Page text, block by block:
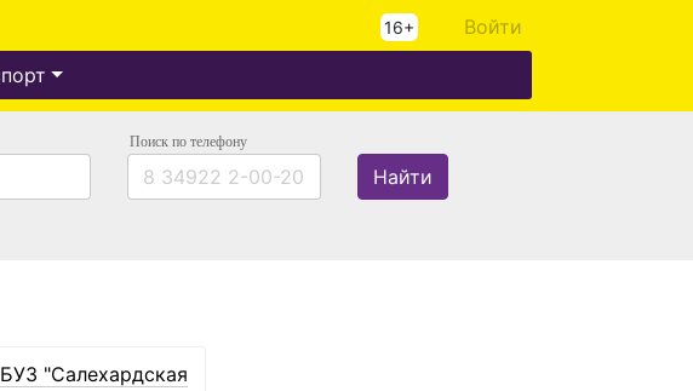
16+ Войти
Поиск по телефону
Найти
"Салехардская